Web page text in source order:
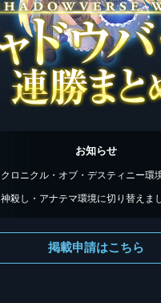
お知らせ
クロニクル・オブ・デスティニー環
神殺し・アナテマ環境に切り替えまし
掲載申請はこちら